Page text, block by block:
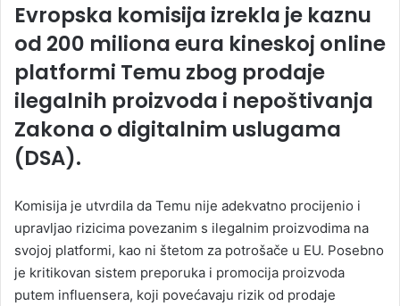
Evropska komisija izrekla je kaznu
od 200 miliona eura kineskoj online
platformi Temu zbog prodaje
ilegalnih proizvoda i nepoštivanja
Zakona o digitalnim uslugama
(DSA).
Komisija je utvrdila da Temu nije adekvatno procijenio i
upravljao rizicima povezanim s ilegalnim proizvodima na
svojoj platformi, kao ni štetom za potrošače u EU. Posebno
je kritikovan sistem preporuka i promocija proizvoda
putem influensera, koji povećavaju rizik od prodaje